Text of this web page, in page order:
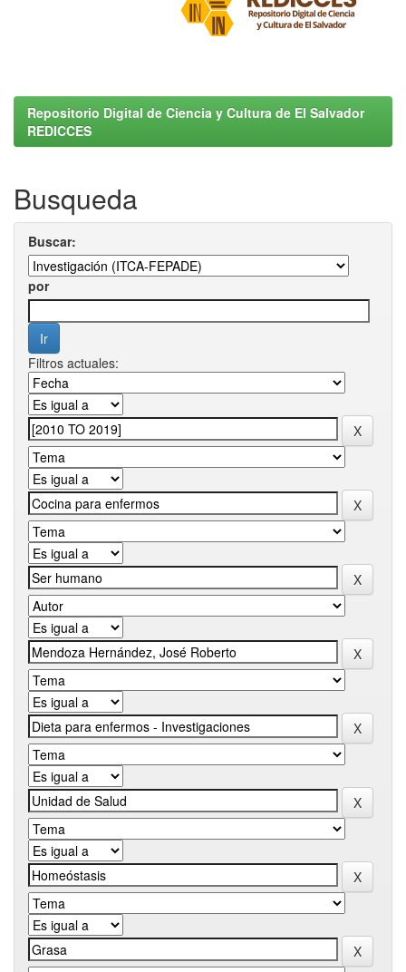
Repositorio Digital de Ciencia y Cultura de El Salvador
REDICCES
Busqueda
Buscar:
por
Filtros actuales: